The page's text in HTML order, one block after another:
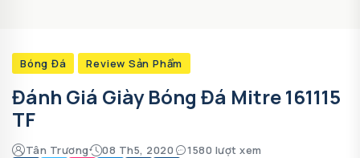
Bóng Đá Review Sản Phẩm
Đánh Giá Giày Bóng Đá Mitre 161115
TF
Tân Trương 08 Th5, 2020 1580 lượt xem